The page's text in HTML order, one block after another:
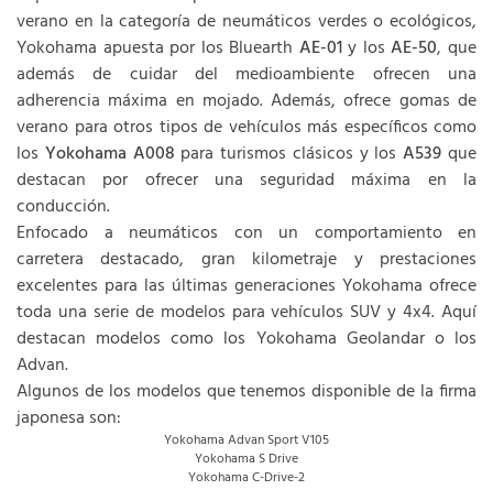
verano en la categoría de neumáticos verdes o ecológicos,
Yokohama apuesta por los Bluearth AE-01y losAE-50, que
además de cuidar del medioambiente ofrecen una
adherencia máxima en mojado. Además, ofrece gomas de
verano para otros tipos de vehículos más específicos como
los Yokohama A008 para turismos clásicos y losA539 que
destacan por ofrecer una seguridad máxima en la
conducción.
Enfocado a neumáticos con un comportamiento en
carretera destacado, gran kilometraje y prestaciones
excelentes para las últimas generaciones Yokohama ofrece
toda una serie de modelos para vehículos SUV y 4x4. Aquí
destacan modelos como los Yokohama Geolandar o los
Advan.
Algunos de los modelos que tenemos disponible de la firma
japonesa son:
Yokohama Advan Sport V105
Yokohama S Drive
Yokohama C-Drive-2